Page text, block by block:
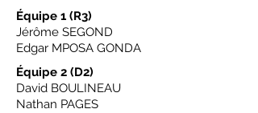
Équipe 1 (R3)
Jérôme SEGOND
Edgar MPOSA GONDA
Équipe 2 (D2)
David BOULINEAU
Nathan PAGES